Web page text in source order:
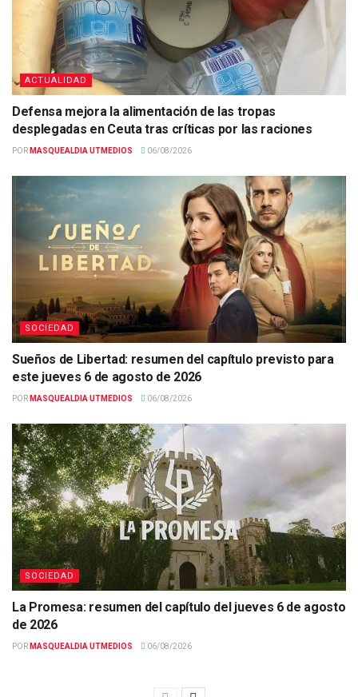
ACTUALIDAD
Defensa mejora la alimentación de las tropas
desplegadas en Ceuta tras críticas por las raciones
POR MASQUEALDIA UTMEDIOS 06/08/2026
SOCIEDAD
Sueños de Libertad: resumen del capítulo previsto para
este jueves 6 de agosto de 2026
POR MASQUEALDIA UTMEDIOS 06/08/2026
SOCIEDAD
La Promesa: resumen del capítulo del jueves 6 de agosto
de 2026
POR MASQUEALDIA UTMEDIOS 06/08/2026